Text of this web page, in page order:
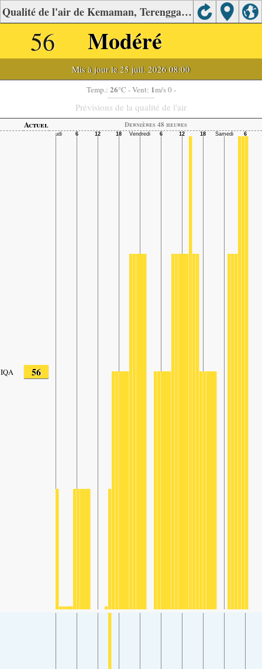
Qualité de l'air de Kemaman, Terengganu.
56 Modéré
Mis à jour le 25 juil. 2026 08:00
Temp.: 26°C - Vent: 1m/s 0 -
Prévisions de la qualité de l'air
Actuel Dernières 48 heures
IQA 56